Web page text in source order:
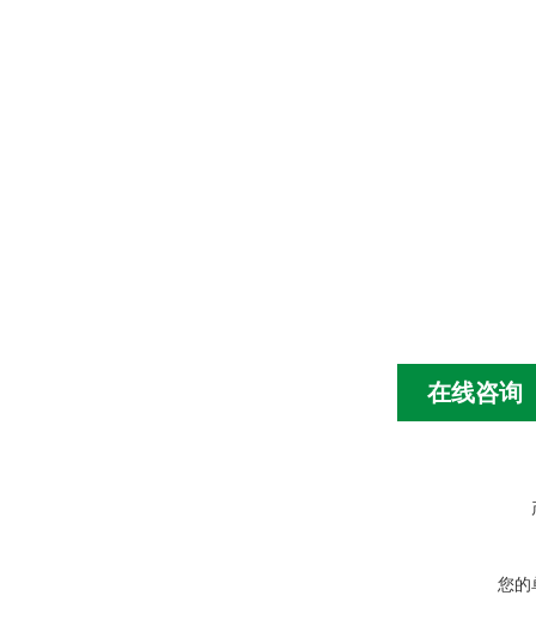
在线咨询
您的